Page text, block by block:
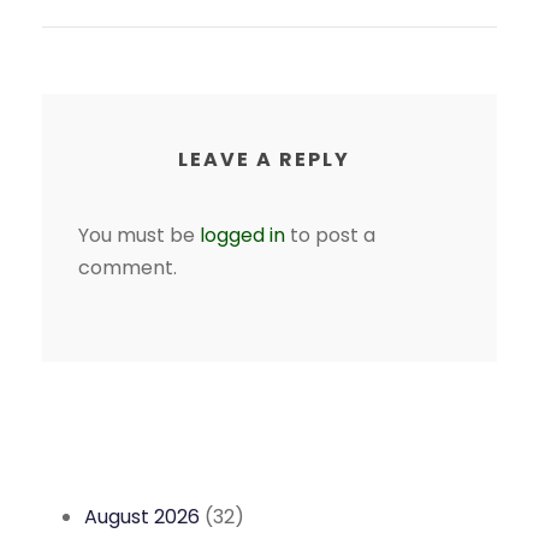
LEAVE A REPLY
You must be logged in to post a
comment.
August 2026 (32)